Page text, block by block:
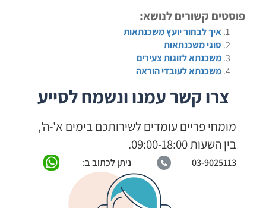
פוסטים קשורים לנושא:
איך לבחור יועץ משכנתאות
סוגי משכנתאות
משכנתא לזוגות צעירים
משכנתא לעובדי הוראה
צרו קשר עמנו ונשמח לסייע
מומחי פריים עומדים לשירותכם בימים א'-ה',
בין השעות 09:00-18:00.
03-9025113 ניתן לכתוב ב: